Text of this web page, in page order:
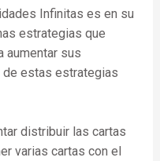
Infinitas es en su
estrategias que
aumentar sus
estas estrategias
distribuir las cartas
varias cartas con el